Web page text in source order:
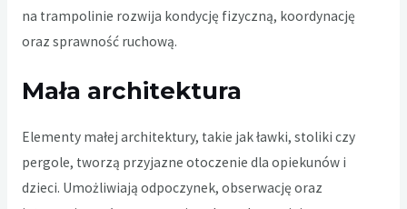
na trampolinie rozwija kondycję fizyczną, koordynację
oraz sprawność ruchową.
Mała architektura
Elementy małej architektury, takie jak ławki, stoliki czy
pergole, tworzą przyjazne otoczenie dla opiekunów i
dzieci. Umożliwiają odpoczynek, obserwację oraz